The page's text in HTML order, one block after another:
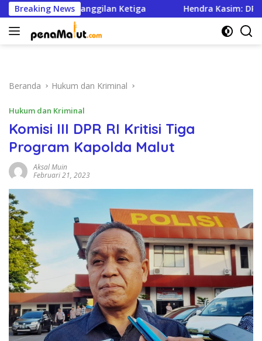
Langsung
ke
konten
Breaking News
Panggilan Ketiga Hendra Kasim: DPRD Malut
Beranda Hukum dan Kriminal
Hukum dan Kriminal
Komisi III DPR RI Kritisi Tiga
Program Kapolda Malut
Aksal Muin
Februari 21, 2023